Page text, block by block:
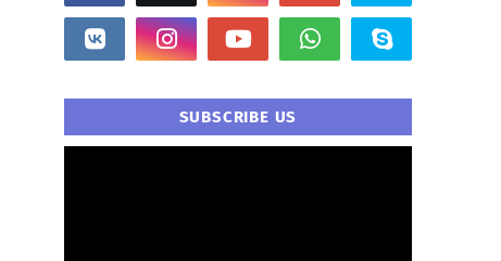
SUBSCRIBE US